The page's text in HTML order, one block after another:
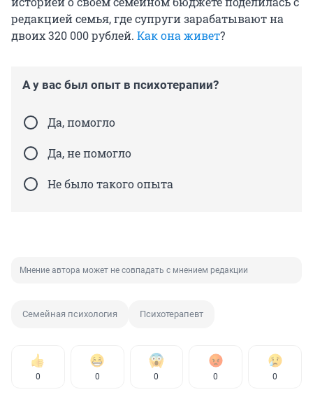
редакцией семья, где супруги зарабатывают на
двоих320 000 рублей. Как она живет?
А у вас был опыт в психотерапии?
Да, помогло
Да, не помогло
Не было такого опыта
Мнение автора может не совпадать с мнением редакции
Семейная психология Психотерапевт
0 0 0 0 0